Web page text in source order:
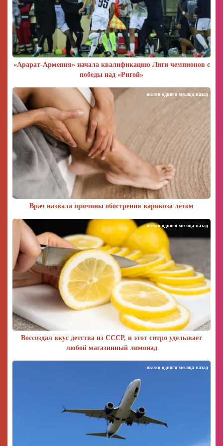
«Арарат‑Армения» начала квалификацию Лиги чемпионов с
победы над «Ригой»
Врач назвала причины обострения варикоза летом
около одного месяца назад
Воссоздал вкус детства из СССР, и этот ситро уделывает
любой магазинный лимонад
около одного месяца назад
около одного месяца назад